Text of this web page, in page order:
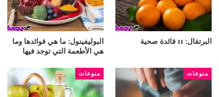
البرتقال: 11 فائدة صحية
البوليفينول: ما هي فوائدها وما
هي الأطعمة التي توجد فيها
منوعات منوعات